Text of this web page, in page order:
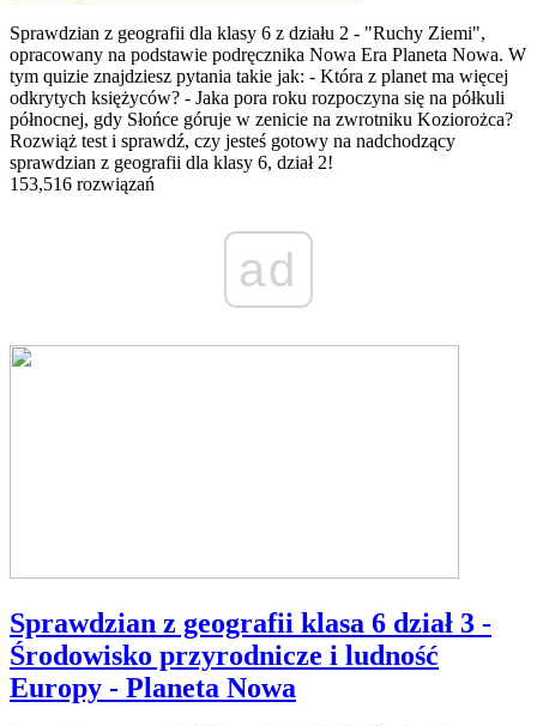
Sprawdzian z geografii dla klasy 6 z działu 2 - "Ruchy Ziemi",
opracowany na podstawie podręcznika Nowa Era Planeta Nowa. W
tym quizie znajdziesz pytania takie jak: - Która z planet ma więcej
odkrytych księżyców? - Jaka pora roku rozpoczyna się na półkuli
północnej, gdy Słońce góruje w zenicie na zwrotniku Koziorożca?
Rozwiąż test i sprawdź, czy jesteś gotowy na nadchodzący
sprawdzian z geografii dla klasy 6, dział 2!
153,516 rozwiązań
ad
Sprawdzian z geografii klasa 6 dział 3 -
Środowisko przyrodnicze i ludność
Europy - Planeta Nowa